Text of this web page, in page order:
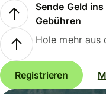
Sende Geld
Gebühren
Hole mehr aus
Registrieren